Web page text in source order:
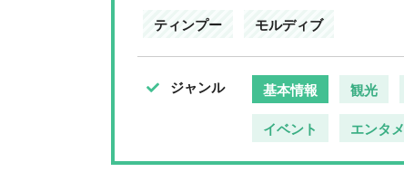
ティンプー モルディブ
ジャンル 基本情報 観光
イベント エンタメ